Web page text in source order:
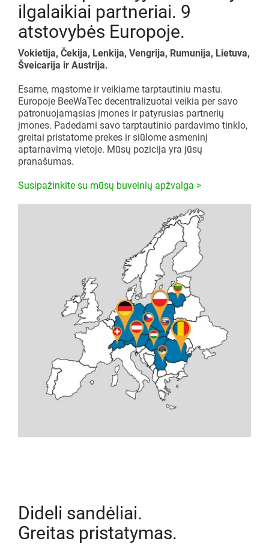
Papildomi priedai
Surinkimo linijos
Karakuri
Baltosios lentos
FIFO stotis
APŽVALGA
Lean projekto pradžia
APŽVALGA
ilgalaikiai partneriai. 9
atstovybės Europoje.
Vokietija, Čekija, Lenkija, Vengrija, Rumunija, Lietuva,
Šveicarija ir Austrija.
Esame, mąstome ir veikiame tarptautiniu mastu.
Europoje BeeWaTec decentralizuotai veikia per savo
patronuojamąsias įmones ir patyrusias partnerių
įmones. Padedami savo tarptautinio pardavimo tinklo,
greitai pristatome prekes ir siūlome asmeninį
aptarnavimą vietoje. Mūsų pozicija yra jūsų
pranašumas.
Susipažinkite su mūsų buveinių apžvalga >
Dideli sandėliai.
Greitas pristatymas.